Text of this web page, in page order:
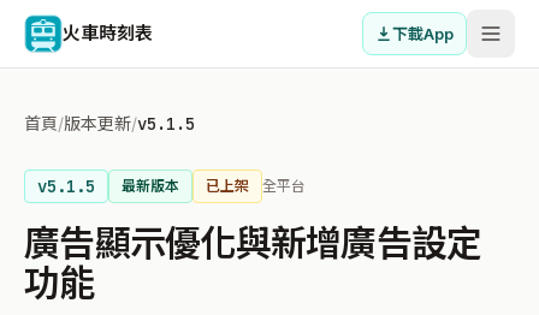
火車時刻表 下載App
首頁/版本更新/v5.1.5
v5.1.5 最新版本 已上架 全平台
廣告顯示優化與新增廣告設定
功能